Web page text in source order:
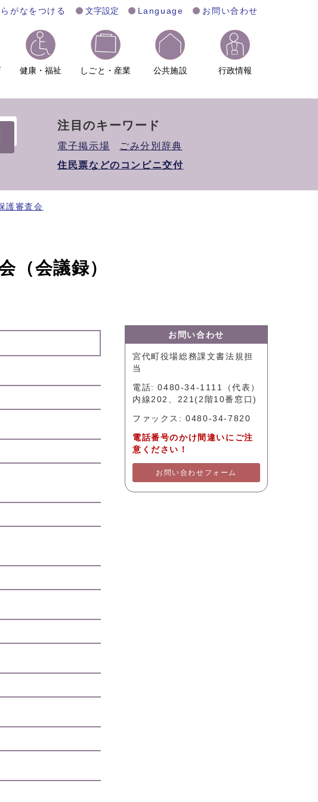
がなをつける 文字設定 Language お問い合わせ
健康・福祉 しごと・産業 公共施設 行政情報
注目のキーワード
電子掲示場
ごみ分別辞典
住民票などのコンビニ交付
護審査会
（会議録）
お問い合わせ
宮代町役場総務課文書法規担
当
電話: 0480-34-1111（代表）
内線202、221(2階10番窓口)
ファックス: 0480-34-7820
電話番号のかけ間違いにご注
意ください！
お問い合わせフォーム